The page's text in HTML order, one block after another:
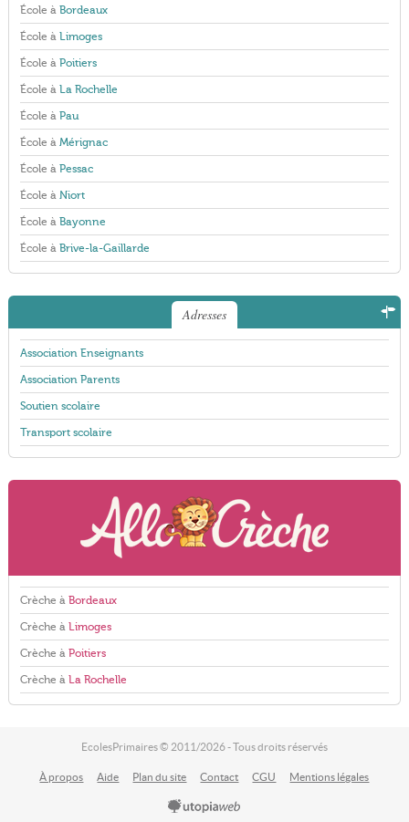
École à Bordeaux
École à Limoges
École à Poitiers
École à La Rochelle
École à Pau
École à Mérignac
École à Pessac
École à Niort
École à Bayonne
École à Brive-la-Gaillarde
Adresses
Association Enseignants
Association Parents
Soutien scolaire
Transport scolaire
Crèche à Bordeaux
Crèche à Limoges
Crèche à Poitiers
Crèche à La Rochelle
EcolesPrimaires © 2011/2026 - Tous droits réservés
À propos Aide Plan du site Contact CGU Mentions légales